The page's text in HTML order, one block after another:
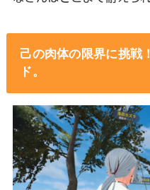
己の肉体の限界に挑戦
ド。